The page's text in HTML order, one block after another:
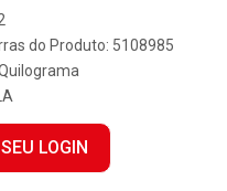
do Produto: 5108985
LOGIN